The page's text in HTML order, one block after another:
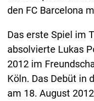
den FC Barcelona
Das erste Spiel im
absolvierte Lukas
2012 im
Köln. Das Debüt in
am 18. August